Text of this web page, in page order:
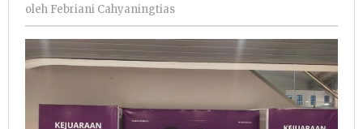
Kejuaraan
Jujitsu
Nasional
Febriani
Cahyaningtias
oleh Febriani Cahyaningtias